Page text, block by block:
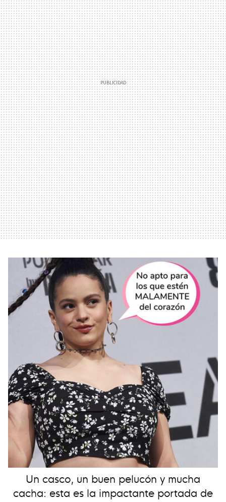
Un casco, un buen pelucón y mucha
cacha: esta es la impactante portada de